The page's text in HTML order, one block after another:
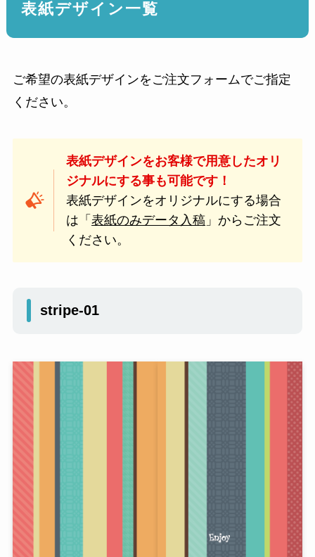
表紙デザイン一覧
ご希望の表紙デザインをご注文フォームでご指定
ください。
表紙デザインをお客様で用意したオリ
ジナルにする事も可能です！
表紙デザインをオリジナルにする場合
は「表紙のみデータ入稿 」からご注文
ください。
stripe-01